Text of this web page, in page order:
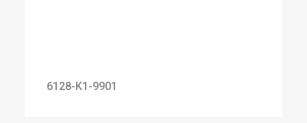
6128-K1-9901